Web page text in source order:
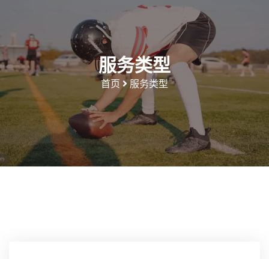
服务类型
首页 服务类型